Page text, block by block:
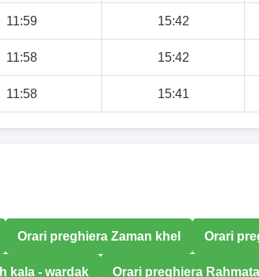
11:59 15:42
11:58 15:42
11:58 15:41
Orari preghiera Zaman khel Orari
kala - wardak Orari preghiera